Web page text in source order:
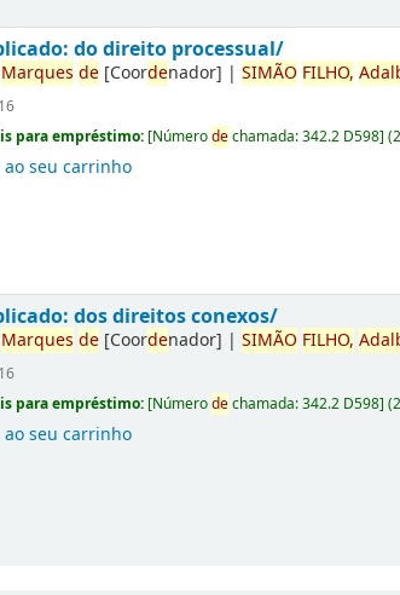
do direito processual/
Marques de [Coordenador] |SIMÃO FILHO,
para empréstimo: [Númerodechamada:342.2 D598]
seu carrinho
dos direitos conexos/
Marques de [Coordenador] |SIMÃO FILHO,
para empréstimo: [Númerodechamada:342.2 D598]
seu carrinho